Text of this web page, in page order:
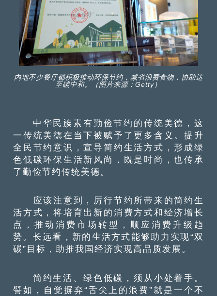
内地不少餐厅都积极推动环保节约，减省浪费食物，协助达
至碳中和。（图片来源：Getty）
中华民族素有勤俭节约的传统美德，这
一传统美德在当下被赋予了更多含义。提升
全民节约意识，宣导简约生活方式，形成绿
色低碳环保生活新风尚，既是时尚，也传承
了勤俭节约传统美德。
应该注意到，厉行节约所带来的简约生
活方式，将培育出新的消费方式和经济增长
点，推动消费市场转型，顺应消费升级趋
势。长远看，新的生活方式能够助力实现“双
碳”目标，助推我国经济实现高品质发展。
简约生活、绿色低碳，须从小处着手。
譬如，自觉摒弃“舌尖上的浪费”就是一个不